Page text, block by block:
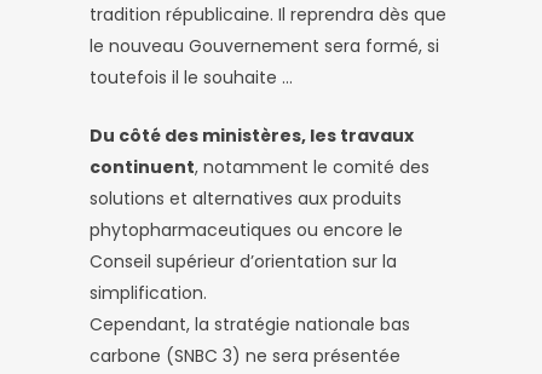
tradition républicaine. Il reprendra dès que
le nouveau Gouvernement sera formé, si
toutefois il le souhaite …
Du côté des ministères, les travaux
continuent, notamment le comité des
solutions et alternatives aux produits
phytopharmaceutiques ou encore le
Conseil supérieur d’orientation sur la
simplification.
Cependant, la stratégie nationale bas
carbone (SNBC 3) ne sera présentée